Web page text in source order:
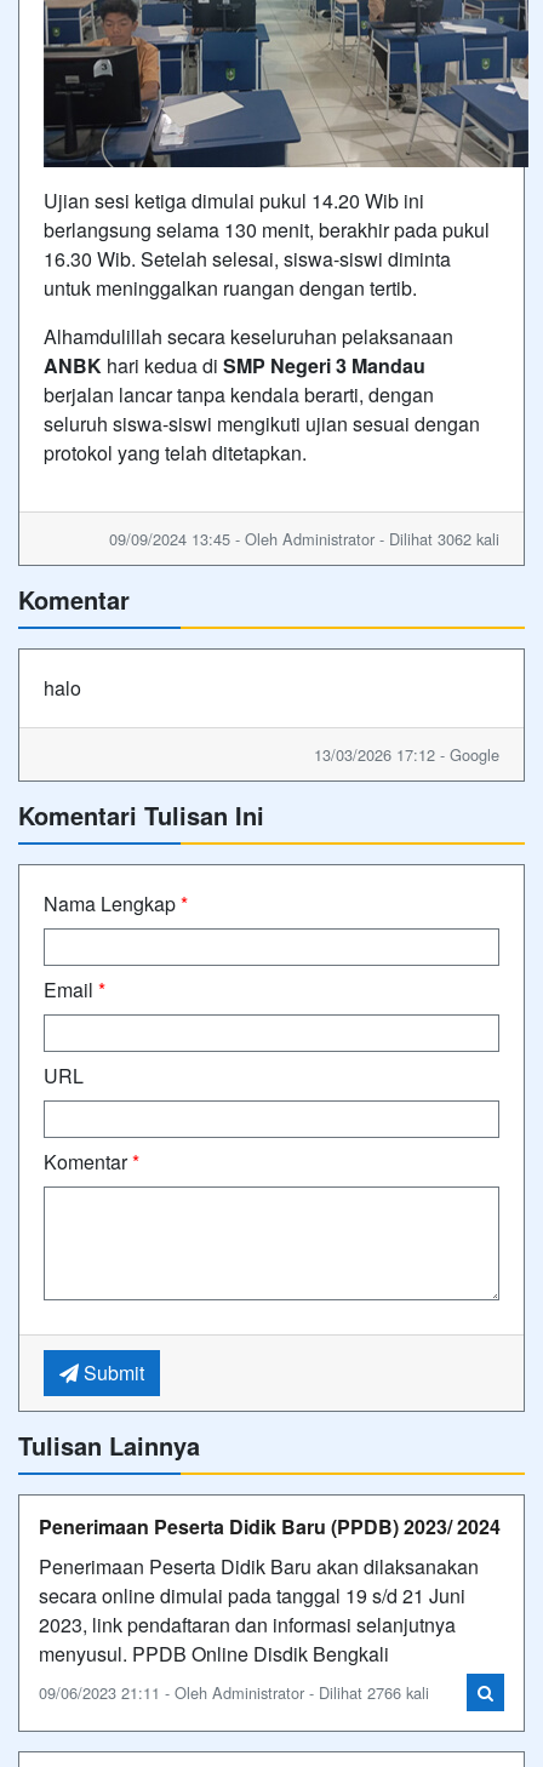
Ujian sesi ketiga dimulai pukul 14.20 Wib ini
berlangsung selama 130 menit, berakhir pada pukul
16.30 Wib. Setelah selesai, siswa-siswi diminta
untuk meninggalkan ruangan dengan tertib.
Alhamdulillah secara keseluruhan pelaksanaan
ANBK hari kedua di SMP Negeri 3 Mandau
berjalan lancar tanpa kendala berarti, dengan
seluruh siswa-siswi mengikuti ujian sesuai dengan
protokol yang telah ditetapkan.
09/09/2024 13:45 - Oleh Administrator - Dilihat 3062 kali
Komentar
halo
13/03/2026 17:12 - Google
Komentari Tulisan Ini
Nama Lengkap*
Email *
URL
Komentar*
Submit
Tulisan Lainnya
Penerimaan Peserta Didik Baru (PPDB) 2023/ 2024
Penerimaan Peserta Didik Baru akan dilaksanakan
secara online dimulai pada tanggal 19 s/d 21 Juni
2023, link pendaftaran dan informasi selanjutnya
menyusul. PPDB Online Disdik Bengkali
09/06/2023 21:11 - Oleh Administrator - Dilihat 2766 kali